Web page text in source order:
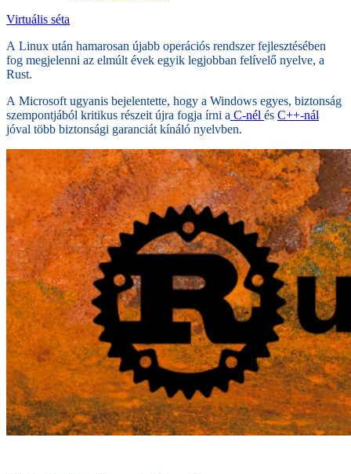
Virtuális séta
A Linux után hamarosan újabb operációs rendszer fejlesztésében
fog megjelenni az elmúlt évek egyik legjobban felívelő nyelve, a
Rust.
A Microsoft ugyanis bejelentette, hogy a Windows egyes, biztonság
szempontjából kritikus részeit újra fogja írni a C-nél és C++-nál
jóval több biztonsági garanciát kínáló nyelvben.